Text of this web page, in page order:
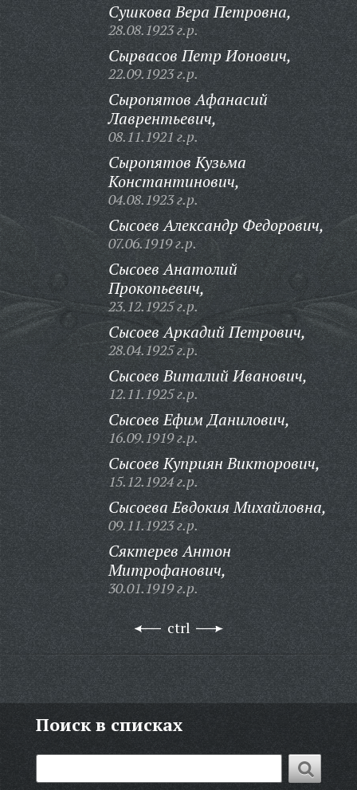
Сушкова Вера Петровна,
28.08.1923 г.р.
Сырвасов Петр Ионович,
22.09.1923 г.р.
Сыропятов Афанасий
Лаврентьевич,
08.11.1921 г.р.
Сыропятов Кузьма
Константинович,
04.08.1923 г.р.
Сысоев Александр Федорович,
07.06.1919 г.р.
Сысоев Анатолий
Прокопьевич,
23.12.1925 г.р.
Сысоев Аркадий Петрович,
28.04.1925 г.р.
Сысоев Виталий Иванович,
12.11.1925 г.р.
Сысоев Ефим Данилович,
16.09.1919 г.р.
Сысоев Куприян Викторович,
15.12.1924 г.р.
Сысоева Евдокия Михайловна,
09.11.1923 г.р.
Сяктерев Антон
Митрофанович,
30.01.1919 г.р.
ctrl
Поиск в списках